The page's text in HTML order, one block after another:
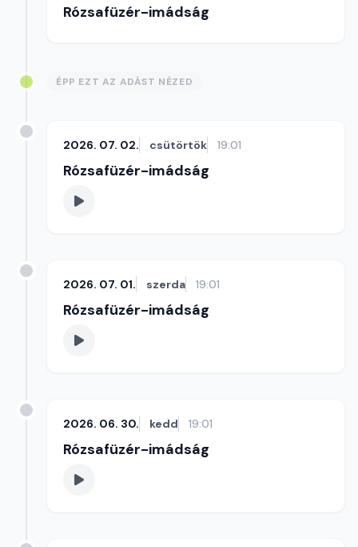
Rózsafüzér-imádság
ÉPP EZT AZ ADÁST NÉZED
2026. 07. 02. csütörtök 19:01
Rózsafüzér-imádság
2026. 07. 01. szerda 19:01
Rózsafüzér-imádság
2026. 06. 30. kedd 19:01
Rózsafüzér-imádság